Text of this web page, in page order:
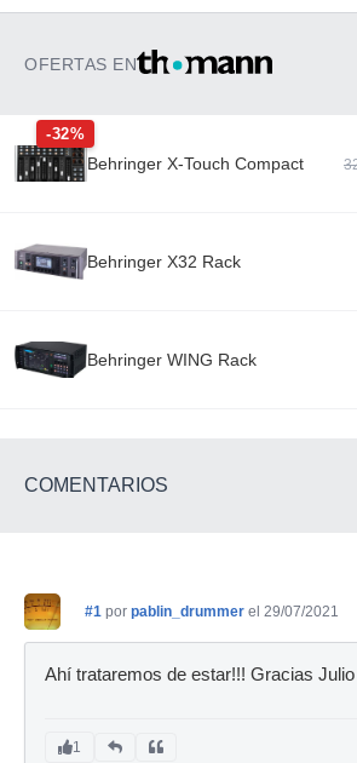
OFERTAS EN
-32%
Behringer X-Touch Compact
Behringer X32 Rack
Behringer WING Rack
COMENTARIOS
#1 por pablin_drummer el 29/07/2021
Ahí trataremos de estar!!! Gracias
1